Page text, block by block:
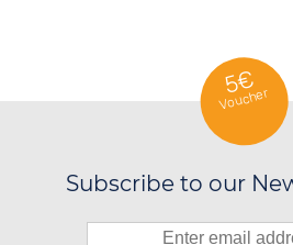
SOLAR WATCHES
5€
Voucher
Subscribe to our